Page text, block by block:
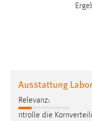
Ausstattung
Relevanz:
ntrolle die
Dieser Cookie
Performance
Name:
staticfilecache